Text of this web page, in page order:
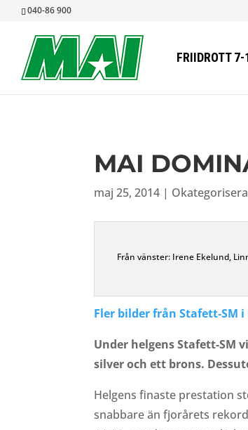
040-86 900
FRIIDROTT 7-
MAI
maj 25, 2014 |
Från vänster: Irene Ekelund,
Fler bilder från Stafett-SM
Under helgens Stafett-SM
silver och ett brons.
Helgens finaste prestation
snabbare än fjorårets